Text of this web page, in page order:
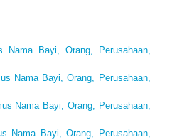
Bayi, Orang, Perusahaan,
Nama Bayi, Orang, Perusahaan,
Nama Bayi, Orang, Perusahaan,
Nama Bayi, Orang, Perusahaan,